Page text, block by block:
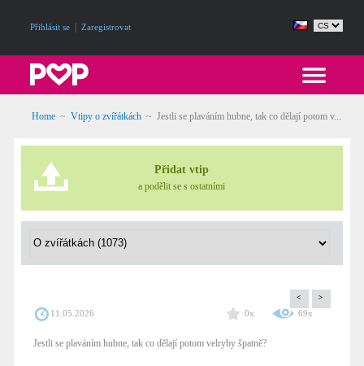
Přihlásit se Zaregistrovat
Home ~ Vtipy o zvířátkách ~ Jestli se plaváním hubne, tak co dělají potom v...
Přidat vtip
a podělit se s ostatními
< >
11.05.2026 0x 69x
Jestli se plaváním hubne, tak co dělají potom velryby špatně?